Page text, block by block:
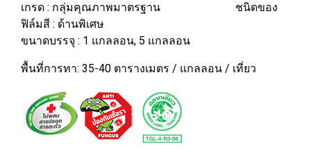
เกรด : กลุ่มคุณภาพมาตรฐาน ชนิดของ
ฟิล์มสี : ด้านพิเศษ
ขนาดบรรจุ : 1 แกลลอน, 5 แกลลอน
พื้นที่การทา: 35-40 ตารางเมตร / แกลลอน / เที่ยว